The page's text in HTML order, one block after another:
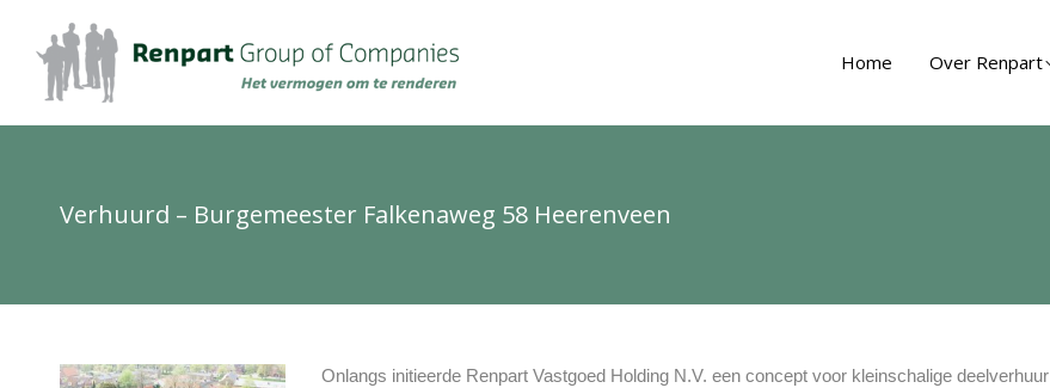
Home Over Renpart
Verhuurd – Burgemeester Falkenaweg 58 Heerenveen
Onlangs initieerde Renpart Vastgoed Holding N.V. een concept voor kleinschalige deelverhuur